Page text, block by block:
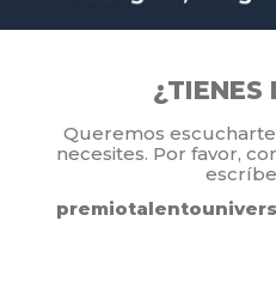
¿TIENES
Queremos
necesites. Por favor,